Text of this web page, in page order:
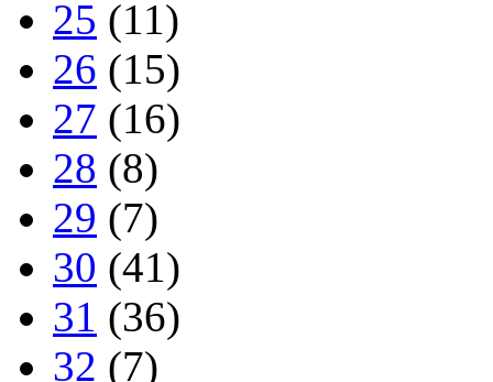
25 (11)
26 (15)
27 (16)
28 (8)
29 (7)
30 (41)
31 (36)
32 (7)